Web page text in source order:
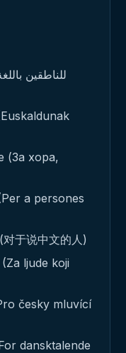
(За хора,
a persones
于说中文的人)
ljude koji
česky mluvící
dansktalende